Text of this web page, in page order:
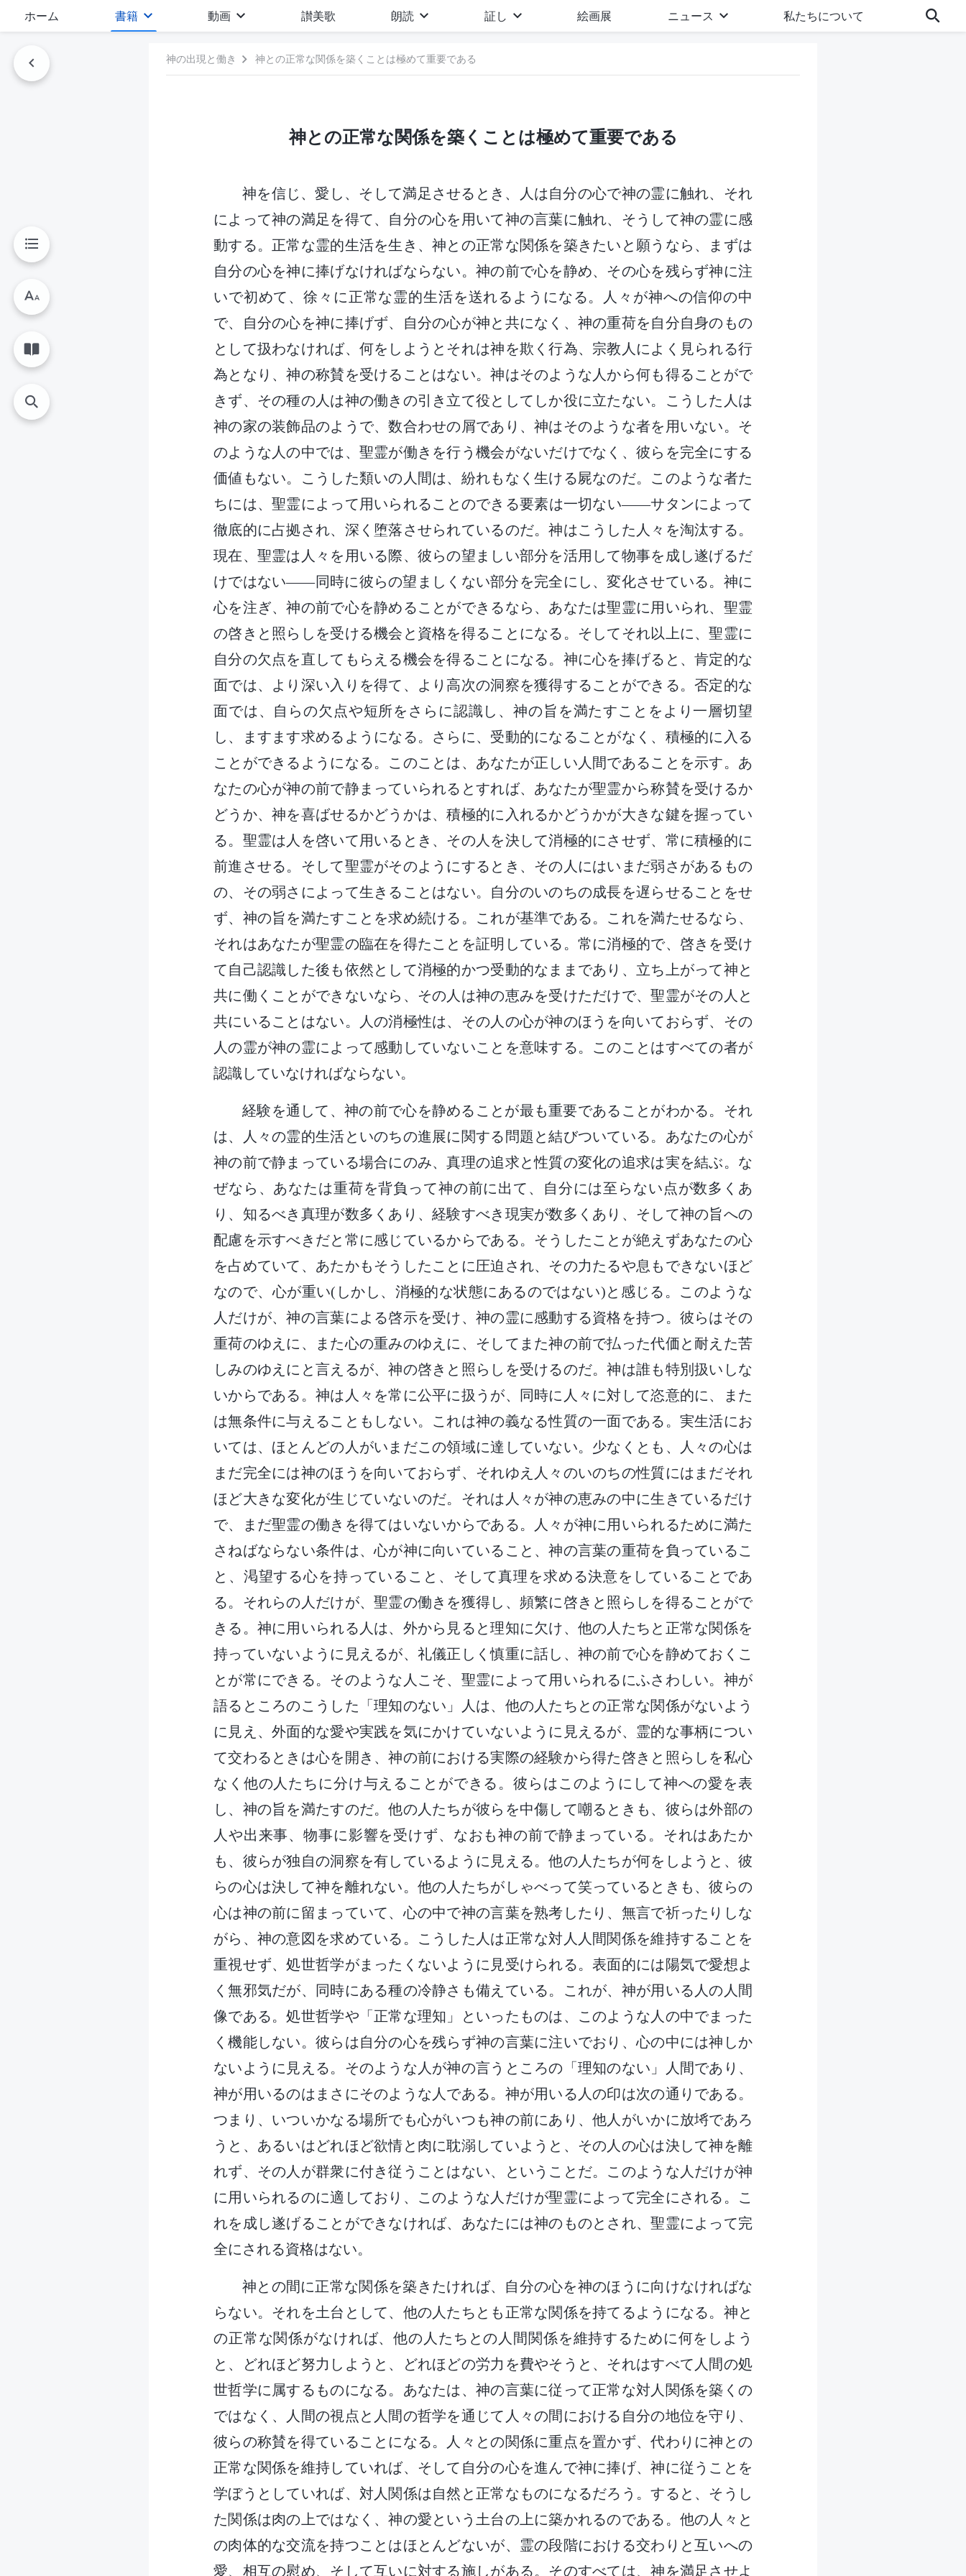
ホーム 書籍 動画 讃美歌 朗読 証し 絵画展 ニュース 私たちについて
神の出現と働き 神との正常な関係を築くことは極めて重要である
神との正常な関係を築くことは極めて重要である
神を信じ、愛し、そして満足させるとき、人は自分の心で神の霊に触れ、それ
によって神の満足を得て、自分の心を用いて神の言葉に触れ、そうして神の霊に感
動する。正常な霊的生活を生き、神との正常な関係を築きたいと願うなら、まずは
自分の心を神に捧げなければならない。神の前で心を静め、その心を残らず神に注
いで初めて、徐々に正常な霊的生活を送れるようになる。人々が神への信仰の中
で、自分の心を神に捧げず、自分の心が神と共になく、神の重荷を自分自身のもの
として扱わなければ、何をしようとそれは神を欺く行為、宗教人によく見られる行
為となり、神の称賛を受けることはない。神はそのような人から何も得ることがで
きず、その種の人は神の働きの引き立て役としてしか役に立たない。こうした人は
神の家の装飾品のようで、数合わせの屑であり、神はそのような者を用いない。そ
のような人の中では、聖霊が働きを行う機会がないだけでなく、彼らを完全にする
価値もない。こうした類いの人間は、紛れもなく生ける屍なのだ。このような者た
ちには、聖霊によって用いられることのできる要素は一切ない――サタンによって
徹底的に占拠され、深く堕落させられているのだ。神はこうした人々を淘汰する。
現在、聖霊は人々を用いる際、彼らの望ましい部分を活用して物事を成し遂げるだ
けではない――同時に彼らの望ましくない部分を完全にし、変化させている。神に
心を注ぎ、神の前で心を静めることができるなら、あなたは聖霊に用いられ、聖霊
の啓きと照らしを受ける機会と資格を得ることになる。そしてそれ以上に、聖霊に
自分の欠点を直してもらえる機会を得ることになる。神に心を捧げると、肯定的な
面では、より深い入りを得て、より高次の洞察を獲得することができる。否定的な
面では、自らの欠点や短所をさらに認識し、神の旨を満たすことをより一層切望
し、ますます求めるようになる。さらに、受動的になることがなく、積極的に入る
ことができるようになる。このことは、あなたが正しい人間であることを示す。あ
なたの心が神の前で静まっていられるとすれば、あなたが聖霊から称賛を受けるか
どうか、神を喜ばせるかどうかは、積極的に入れるかどうかが大きな鍵を握ってい
る。聖霊は人を啓いて用いるとき、その人を決して消極的にさせず、常に積極的に
前進させる。そして聖霊がそのようにするとき、その人にはいまだ弱さがあるもの
の、その弱さによって生きることはない。自分のいのちの成長を遅らせることをせ
ず、神の旨を満たすことを求め続ける。これが基準である。これを満たせるなら、
それはあなたが聖霊の臨在を得たことを証明している。常に消極的で、啓きを受け
て自己認識した後も依然として消極的かつ受動的なままであり、立ち上がって神と
共に働くことができないなら、その人は神の恵みを受けただけで、聖霊がその人と
共にいることはない。人の消極性は、その人の心が神のほうを向いておらず、その
人の霊が神の霊によって感動していないことを意味する。このことはすべての者が
認識していなければならない。
経験を通して、神の前で心を静めることが最も重要であることがわかる。それ
は、人々の霊的生活といのちの進展に関する問題と結びついている。あなたの心が
神の前で静まっている場合にのみ、真理の追求と性質の変化の追求は実を結ぶ。な
ぜなら、あなたは重荷を背負って神の前に出て、自分には至らない点が数多くあ
り、知るべき真理が数多くあり、経験すべき現実が数多くあり、そして神の旨への
配慮を示すべきだと常に感じているからである。そうしたことが絶えずあなたの心
を占めていて、あたかもそうしたことに圧迫され、その力たるや息もできないほど
なので、心が重い(しかし、消極的な状態にあるのではない)と感じる。このような
人だけが、神の言葉による啓示を受け、神の霊に感動する資格を持つ。彼らはその
重荷のゆえに、また心の重みのゆえに、そしてまた神の前で払った代価と耐えた苦
しみのゆえにと言えるが、神の啓きと照らしを受けるのだ。神は誰も特別扱いしな
いからである。神は人々を常に公平に扱うが、同時に人々に対して恣意的に、また
は無条件に与えることもしない。これは神の義なる性質の一面である。実生活にお
いては、ほとんどの人がいまだこの領域に達していない。少なくとも、人々の心は
まだ完全には神のほうを向いておらず、それゆえ人々のいのちの性質にはまだそれ
ほど大きな変化が生じていないのだ。それは人々が神の恵みの中に生きているだけ
で、まだ聖霊の働きを得てはいないからである。人々が神に用いられるために満た
さねばならない条件は、心が神に向いていること、神の言葉の重荷を負っているこ
と、渇望する心を持っていること、そして真理を求める決意をしていることであ
る。それらの人だけが、聖霊の働きを獲得し、頻繁に啓きと照らしを得ることがで
きる。神に用いられる人は、外から見ると理知に欠け、他の人たちと正常な関係を
持っていないように見えるが、礼儀正しく慎重に話し、神の前で心を静めておくこ
とが常にできる。そのような人こそ、聖霊によって用いられるにふさわしい。神が
語るところのこうした「理知のない」人は、他の人たちとの正常な関係がないよう
に見え、外面的な愛や実践を気にかけていないように見えるが、霊的な事柄につい
て交わるときは心を開き、神の前における実際の経験から得た啓きと照らしを私心
なく他の人たちに分け与えることができる。彼らはこのようにして神への愛を表
し、神の旨を満たすのだ。他の人たちが彼らを中傷して嘲るときも、彼らは外部の
人や出来事、物事に影響を受けず、なおも神の前で静まっている。それはあたか
も、彼らが独自の洞察を有しているように見える。他の人たちが何をしようと、彼
らの心は決して神を離れない。他の人たちがしゃべって笑っているときも、彼らの
心は神の前に留まっていて、心の中で神の言葉を熟考したり、無言で祈ったりしな
がら、神の意図を求めている。こうした人は正常な対人人間関係を維持することを
重視せず、処世哲学がまったくないように見受けられる。表面的には陽気で愛想よ
く無邪気だが、同時にある種の冷静さも備えている。これが、神が用いる人の人間
像である。処世哲学や「正常な理知」といったものは、このような人の中でまった
く機能しない。彼らは自分の心を残らず神の言葉に注いでおり、心の中には神しか
ないように見える。そのような人が神の言うところの「理知のない」人間であり、
神が用いるのはまさにそのような人である。神が用いる人の印は次の通りである。
つまり、いついかなる場所でも心がいつも神の前にあり、他人がいかに放埓であろ
うと、あるいはどれほど欲情と肉に耽溺していようと、その人の心は決して神を離
れず、その人が群衆に付き従うことはない、ということだ。このような人だけが神
に用いられるのに適しており、このような人だけが聖霊によって完全にされる。こ
れを成し遂げることができなければ、あなたには神のものとされ、聖霊によって完
全にされる資格はない。
神との間に正常な関係を築きたければ、自分の心を神のほうに向けなければな
らない。それを土台として、他の人たちとも正常な関係を持てるようになる。神と
の正常な関係がなければ、他の人たちとの人間関係を維持するために何をしよう
と、どれほど努力しようと、どれほどの労力を費やそうと、それはすべて人間の処
世哲学に属するものになる。あなたは、神の言葉に従って正常な対人関係を築くの
ではなく、人間の視点と人間の哲学を通じて人々の間における自分の地位を守り、
彼らの称賛を得ていることになる。人々との関係に重点を置かず、代わりに神との
正常な関係を維持していれば、そして自分の心を進んで神に捧げ、神に従うことを
学ぼうとしていれば、対人関係は自然と正常なものになるだろう。すると、そうし
た関係は肉の上ではなく、神の愛という土台の上に築かれるのである。他の人々と
の肉体的な交流を持つことはほとんどないが、霊の段階における交わりと互いへの
愛、相互の慰め、そして互いに対する施しがある。そのすべては、神を満足させよ